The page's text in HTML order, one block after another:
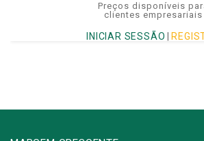
Preços disponíveis
clientes empresariais
INICIAR SESSÃO |